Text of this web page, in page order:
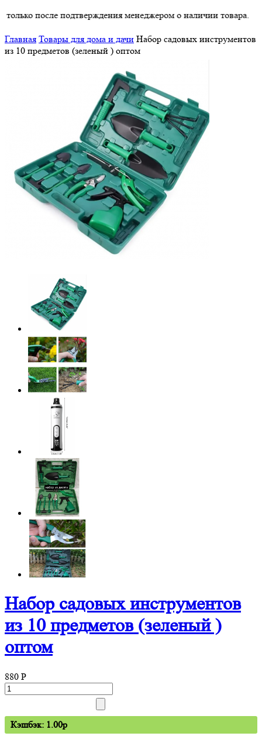
подтверждения менеджером о наличии товара.
Главная Товары для дома и дачи Набор садовых инструментов
из 10 предметов (зеленый ) оптом
Набор садовых инструментов
из 10 предметов (зеленый )
оптом
880 P
Кэшбэк: 1.00p